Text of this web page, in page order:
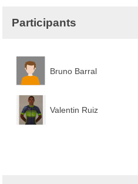
Participants
Bruno Barral
Valentin Ruiz